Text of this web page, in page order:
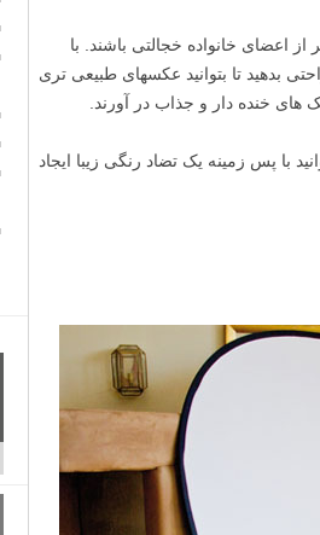
اعضای خانواده خجالتی باشند. با
بدهید تا بتوانید عکسهای طبیعی تری
های خنده دار و جذاب در آورند.
با پس زمینه یک تضاد رنگی زیبا ایجاد